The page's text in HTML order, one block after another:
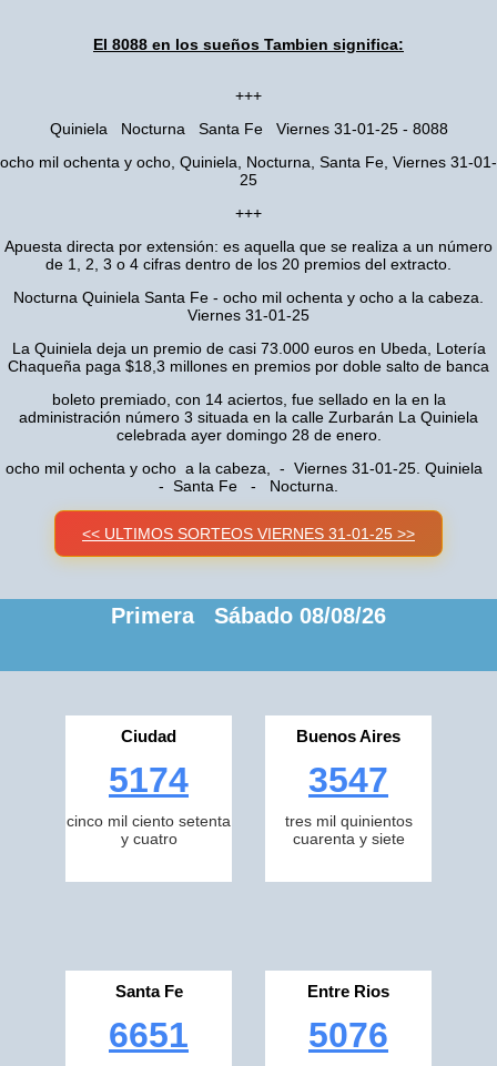
El 8088 en los sueños Tambien significa:
+++
Quiniela Nocturna Santa Fe Viernes 31-01-25 - 8088
ocho mil ochenta y ocho, Quiniela, Nocturna, Santa Fe, Viernes 31-01-
25
+++
Apuesta directa por extensión: es aquella que se realiza a un número
de 1, 2, 3 o 4 cifras dentro de los 20 premios del extracto.
Nocturna Quiniela Santa Fe - ocho mil ochenta y ocho a la cabeza.
Viernes 31-01-25
La Quiniela deja un premio de casi 73.000 euros en Ubeda, Lotería
Chaqueña paga $18,3 millones en premios por doble salto de banca
boleto premiado, con 14 aciertos, fue sellado en la en la
administración número 3 situada en la calle Zurbarán La Quiniela
celebrada ayer domingo 28 de enero.
ocho mil ochenta y ocho a la cabeza, - Viernes 31-01-25. Quiniela
- Santa Fe - Nocturna.
<< ULTIMOS SORTEOS VIERNES 31-01-25 >>
Primera Sábado 08/08/26
Ciudad
5174
cinco mil ciento setenta
y cuatro
Buenos Aires
3547
tres mil quinientos
cuarenta y siete
Santa Fe
6651
Entre Rios
5076